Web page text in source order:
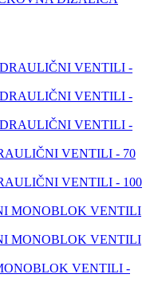
VENTILI -
VENTILI -
VENTILI -
VENTILI - 70
VENTILI - 100
MONOBLOK VENTILI
MONOBLOK VENTILI
VENTILI -